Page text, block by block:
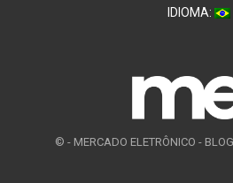
IDIOMA:
© - MERCADO ELETRÔNICO -